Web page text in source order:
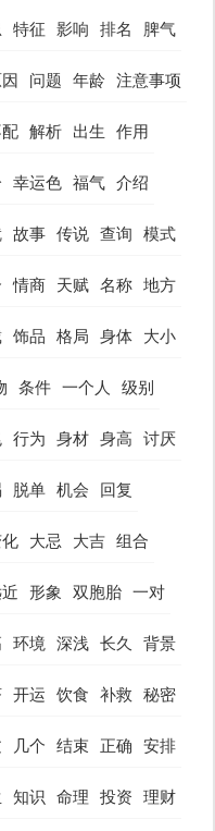
特征 影响 排名 脾气
问题 年龄 注意事项
解析 出生 作用
幸运色 福气 介绍
故事 传说 查询 模式
情商 天赋 名称 地方
饰品 格局 身体 大小
条件 一个人 级别
行为 身材 身高 讨厌
脱单 机会 回复
大忌 大吉 组合
形象 双胞胎 一对
环境 深浅 长久 背景
开运 饮食 补救 秘密
几个 结束 正确 安排
知识 命理 投资 理财